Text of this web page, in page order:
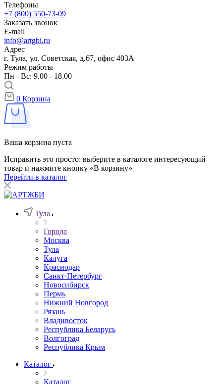
Телефоны
+7 (800) 550-73-09
Заказать звонок
E-mail
info@artgbi.ru
Адрес
г. Тула, ул. Советская, д.67, офис 403А
Режим работы
Пн - Вс: 9.00 - 18.00
0 Корзина
Ваша корзина пуста
Исправить это просто: выберите в каталоге интересующий
товар и нажмите кнопку «В корзину»
Перейти в каталог
Тула
Города
Москва
Тула
Калуга
Краснодар
Санкт-Петербург
Новосибирск
Пермь
Нижний Новгород
Рязань
Владивосток
Республика Беларусь
Волгоград
Республика Крым
Каталог
Каталог